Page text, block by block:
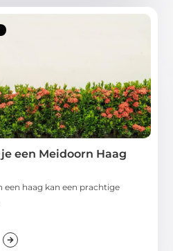
een Meidoorn Haag
een haag kan een prachtige